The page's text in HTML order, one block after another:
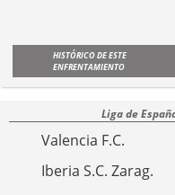
HISTÓRICO DE ESTE
ENFRENTAMIENTO
Liga de
Valencia F.C.
Iberia S.C. Zarag.